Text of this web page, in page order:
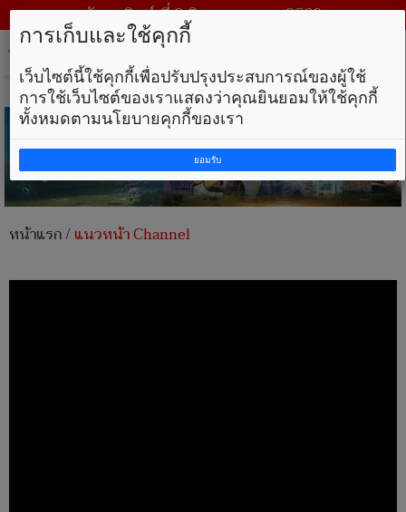
วันอาทิตย์ ที่ 9 สิงหาคม พ.ศ. 2569
หน้าแรก/แนวหน้า Channel
การเก็บและใช้คุกกี้
เว็บไซต์นี้ใช้คุกกี้เพื่อปรับปรุงประสบการณ์ของผู้ใช้
การใช้เว็บไซต์ของเราแสดงว่าคุณยินยอมให้ใช้คุกกี้
ทั้งหมดตามนโยบายคุกกี้ของเรา
ยอมรับ